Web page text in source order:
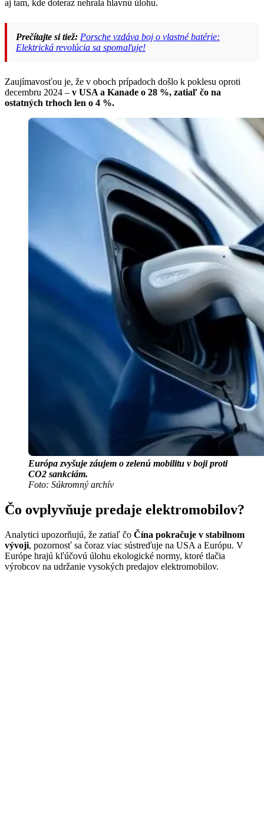
aj tam, kde doteraz nehrala hlavnú úlohu.
Prečítajte si tiež: Porsche vzdáva boj o vlastné batérie:
Elektrická revolúcia sa spomaľuje!
Zaujímavosťou je, že v oboch prípadoch došlo k poklesu oproti
decembru 2024 – v USA a Kanade o 28 %, zatiaľ čo na
ostatných trhoch len o 4 %.
Európa zvyšuje záujem o zelenú mobilitu v boji proti
CO2 sankciám.
Foto: Súkromný archív
Čo ovplyvňuje predaje elektromobilov?
Analytici upozorňujú, že zatiaľ čo Čína pokračuje v stabilnom
vývoji, pozornosť sa čoraz viac sústreďuje na USA a Európu. V
Európe hrajú kľúčovú úlohu ekologické normy, ktoré tlačia
výrobcov na udržanie vysokých predajov elektromobilov.